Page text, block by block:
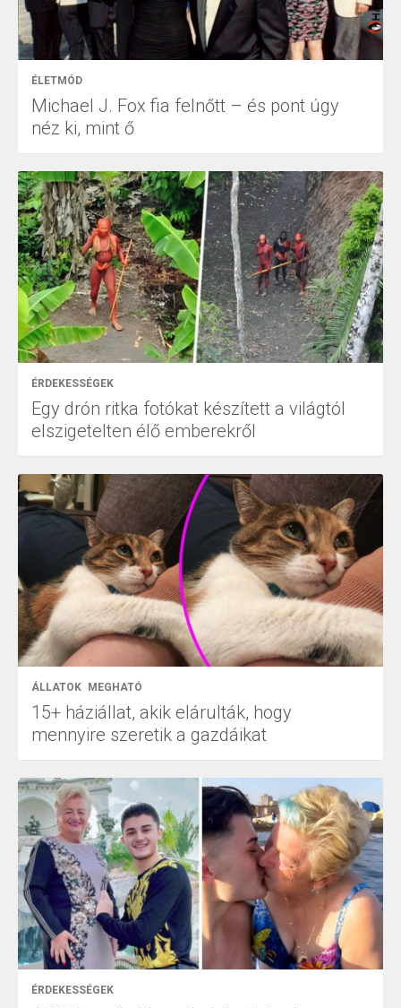
ÉLETMÓD
Michael J. Fox fia felnőtt – és pont úgy
néz ki, mint ő
ÉRDEKESSÉGEK
Egy drón ritka fotókat készített a világtól
elszigetelten élő emberekről
ÁLLATOK MEGHATÓ
15+ háziállat, akik elárulták, hogy
mennyire szeretik a gazdáikat
ÉRDEKESSÉGEK